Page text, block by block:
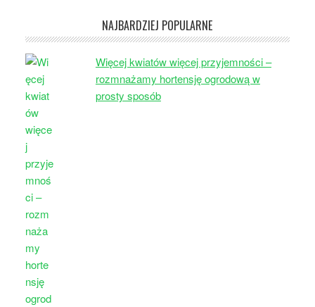
NAJBARDZIEJ POPULARNE
Więcej kwiatów więcej przyjemności –
rozmnażamy hortensję ogrodową w
prosty sposób